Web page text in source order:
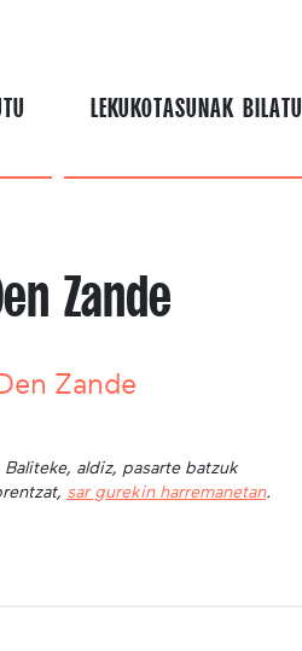
LEKUKOTASUNAK BILATU
Zande
Zande
aldiz, pasarte batzuk
sar gurekin harremanetan.